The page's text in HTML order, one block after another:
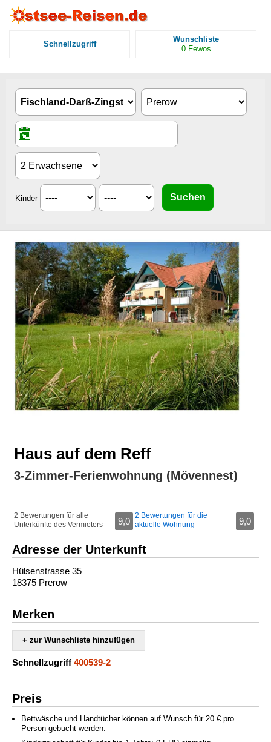
Schnellzugriff
Wunschliste
0 Fewos
Kinder
Haus auf dem Reff
3-Zimmer-Ferienwohnung (Mövennest)
2 Bewertungen für alle
Unterkünfte des Vermieters
9,0
2 Bewertungen für die
aktuelle Wohnung
9,0
Adresse der Unterkunft
Hülsenstrasse 35
18375 Prerow
Merken
+ zur Wunschliste hinzufügen
Schnellzugriff 400539-2
Preis
Bettwäsche und Handtücher können auf Wunsch für 20 € pro
Person gebucht werden.